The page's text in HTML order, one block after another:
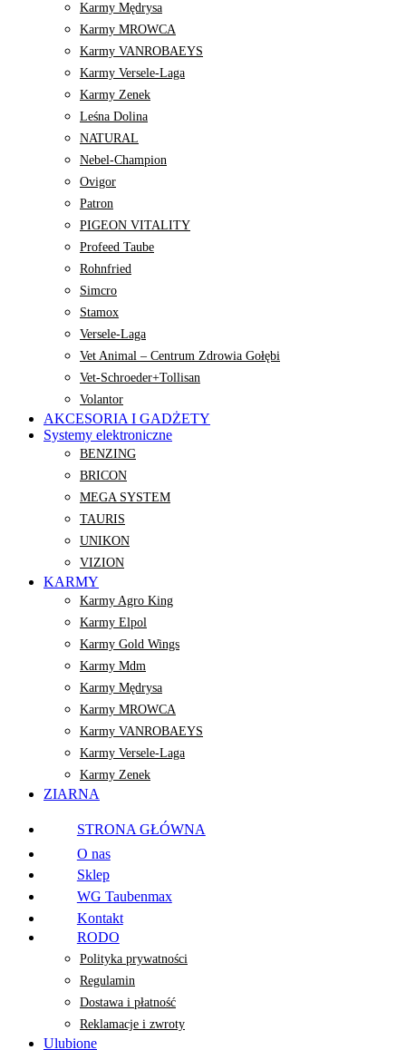
Karmy Mędrysa
Karmy MROWCA
Karmy VANROBAEYS
Karmy Versele-Laga
Karmy Zenek
Leśna Dolina
NATURAL
Nebel-Champion
Ovigor
Patron
PIGEON VITALITY
Profeed Taube
Rohnfried
Simcro
Stamox
Versele-Laga
Vet Animal – Centrum Zdrowia Gołębi
Vet-Schroeder+Tollisan
Volantor
AKCESORIA I GADŻETY
Systemy elektroniczne
BENZING
BRICON
MEGA SYSTEM
TAURIS
UNIKON
VIZION
KARMY
Karmy Agro King
Karmy Elpol
Karmy Gold Wings
Karmy Mdm
Karmy Mędrysa
Karmy MROWCA
Karmy VANROBAEYS
Karmy Versele-Laga
Karmy Zenek
ZIARNA
STRONA GŁÓWNA
O nas
Sklep
WG Taubenmax
Kontakt
RODO
Polityka prywatności
Regulamin
Dostawa i płatność
Reklamacje i zwroty
Ulubione